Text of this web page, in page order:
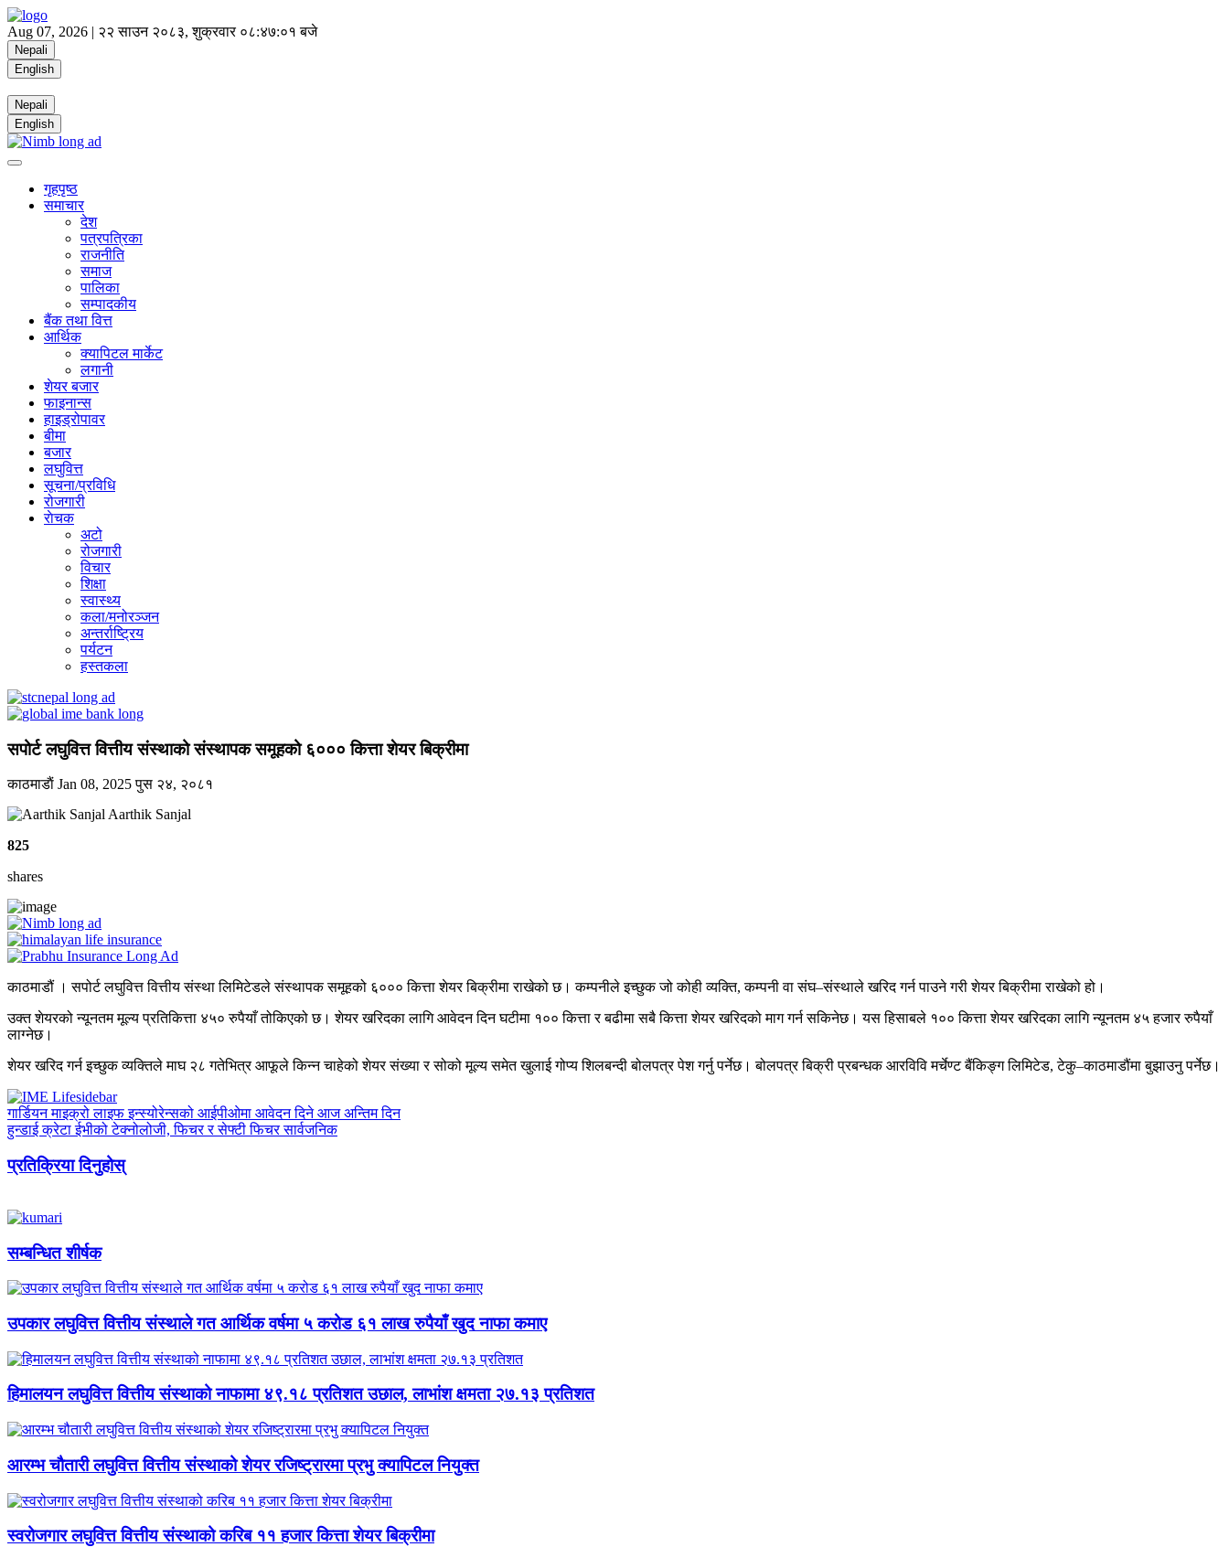
Aug 07, 2026 | २२ साउन २०८३, शुक्रवार ०८:४७:०२ बजे
Nepali
English
Nepali
English
गृहपृष्ठ
समाचार
देश
पत्रपत्रिका
राजनीति
समाज
पालिका
सम्पादकीय
बैंक तथा वित्त
आर्थिक
क्यापिटल मार्केट
लगानी
शेयर बजार
फाइनान्स
हाइड्रोपावर
बीमा
बजार
लघुवित्त
सूचना/प्रविधि
रोजगारी
राेचक
अटो
रोजगारी
विचार
शिक्षा
स्वास्थ्य
कला/मनोरञ्जन
अन्तर्राष्ट्रिय
पर्यटन
हस्तकला
सपोर्ट लघुवित्त वित्तीय संस्थाको संस्थापक समूहको ६००० कित्ता शेयर बिक्रीमा
काठमाडाैं Jan 08, 2025पुस २४, २०८१
Aarthik Sanjal
825
shares
काठमाडौं । सपोर्ट लघुवित्त वित्तीय संस्था लिमिटेडले संस्थापक समूहको ६००० कित्ता शेयर बिक्रीमा राखेको छ। कम्पनीले इच्छुक जो कोही व्यक्ति, कम्पनी वा संघ–संस्थाले खरिद गर्न पाउने गरी शेयर बिक्रीमा राखेको हो।
उक्त शेयरको न्यूनतम मूल्य प्रतिकित्ता ४५० रुपैयाँ तोकिएको छ। शेयर खरिदका लागि आवेदन दिन घटीमा १०० कित्ता र बढीमा सबै कित्ता शेयर खरिदको माग गर्न सकिनेछ। यस हिसाबले १०० कित्ता शेयर खरिदका लागि न्यूनतम ४५ हजार रुपैयाँ
लाग्नेछ।
शेयर खरिद गर्न इच्छुक व्यक्तिले माघ २८ गतेभित्र आफूले किन्न चाहेको शेयर संख्या र सोको मूल्य समेत खुलाई गोप्य शिलबन्दी बोलपत्र पेश गर्नु पर्नेछ। बोलपत्र बिक्री प्रबन्धक आरविवि मर्चेण्ट बैंकिङ्ग लिमिटेड, टेकु–काठमाडौंमा बुझाउनु पर्नेछ।
गार्डियन माइक्रो लाइफ इन्स्योरेन्सको आईपीओमा आवेदन दिने आज अन्तिम दिन
हुन्डाई क्रेटा ईभीको टेक्नोलोजी, फिचर र सेफ्टी फिचर सार्वजनिक
प्रतिक्रिया दिनुहोस्
सम्बन्धित शीर्षक
उपकार लघुवित्त वित्तीय संस्थाले गत आर्थिक वर्षमा ५ करोड ६१ लाख रुपैयाँ खुद नाफा कमाए
हिमालयन लघुवित्त वित्तीय संस्थाको नाफामा ४९.१८ प्रतिशत उछाल, लाभांश क्षमता २७.१३ प्रतिशत
आरम्भ चौतारी लघुवित्त वित्तीय संस्थाको शेयर रजिष्ट्रारमा प्रभु क्यापिटल नियुक्त
स्वरोजगार लघुवित्त वित्तीय संस्थाको करिब ११ हजार कित्ता शेयर बिक्रीमा